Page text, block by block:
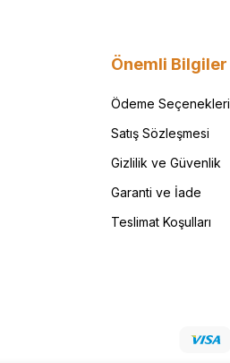
Önemli Bilgiler
Ödeme Seçenekleri
Satış Sözleşmesi
Gizlilik ve Güvenlik
Garanti ve İade
Teslimat Koşulları